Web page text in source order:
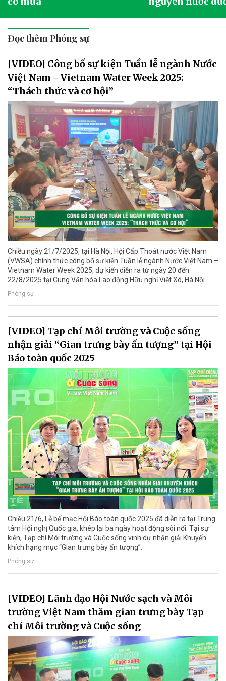
Đọc thêm Phóng sự
[VIDEO] Công bố sự kiện Tuần lễ ngành Nước
Việt Nam - Vietnam Water Week 2025:
“Thách thức và cơ hội”
Chiều ngày 21/7/2025, tại Hà Nội, Hội Cấp Thoát nước Việt Nam
(VWSA) chính thức công bố sự kiện Tuần lễ ngành Nước Việt Nam –
Vietnam Water Week 2025, dự kiến diễn ra từ ngày 20 đến
22/8/2025 tại Cung Văn hóa Lao động Hữu nghị Việt Xô, Hà Nội.
Phóng sự
[VIDEO] Tạp chí Môi trường và Cuộc sống
nhận giải “Gian trưng bày ấn tượng” tại Hội
Báo toàn quốc 2025
Chiều 21/6, Lễ bế mạc Hội Báo toàn quốc 2025 đã diễn ra tại Trung
tâm Hội nghị Quốc gia, khép lại ba ngày hoạt động sôi nổi. Tại sự
kiện, Tạp chí Môi trường và Cuộc sống vinh dự nhận giải Khuyến
khích hạng mục “Gian trưng bày ấn tượng”.
Phóng sự
[VIDEO] Lãnh đạo Hội Nước sạch và Môi
trường Việt Nam thăm gian trưng bày Tạp
chí Môi trường và Cuộc sống